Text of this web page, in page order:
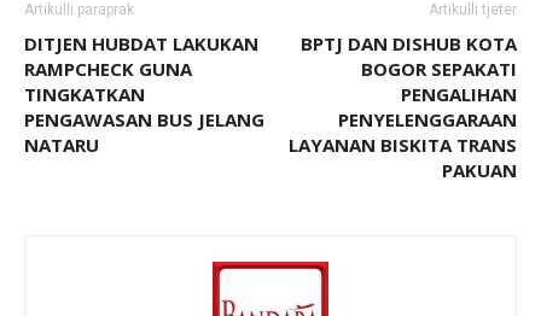
Artikulli paraprak
DITJEN HUBDAT LAKUKAN
RAMPCHECK GUNA
TINGKATKAN
PENGAWASAN BUS JELANG
NATARU
Artikulli tjetër
BPTJ DAN DISHUB KOTA
BOGOR SEPAKATI
PENGALIHAN
PENYELENGGARAAN
LAYANAN BISKITA TRANS
PAKUAN